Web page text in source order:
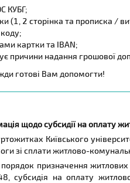
КУБГ;
(1, 2 сторінка та прописка /
коду;
картки та IBAN;
причини надання грошової
готові Вам допомогти!
щодо субсидії на оплату
Київського
зі сплати житлово-
призначення житлових
на оплату